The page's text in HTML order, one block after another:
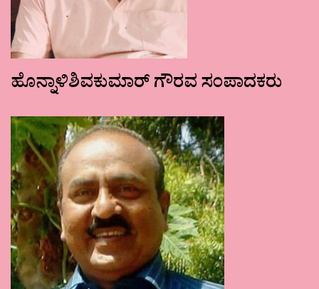
ಹೊನ್ನಾಳಿಶಿವಕುಮಾರ್ ಗೌರವ ಸಂಪಾದಕರು